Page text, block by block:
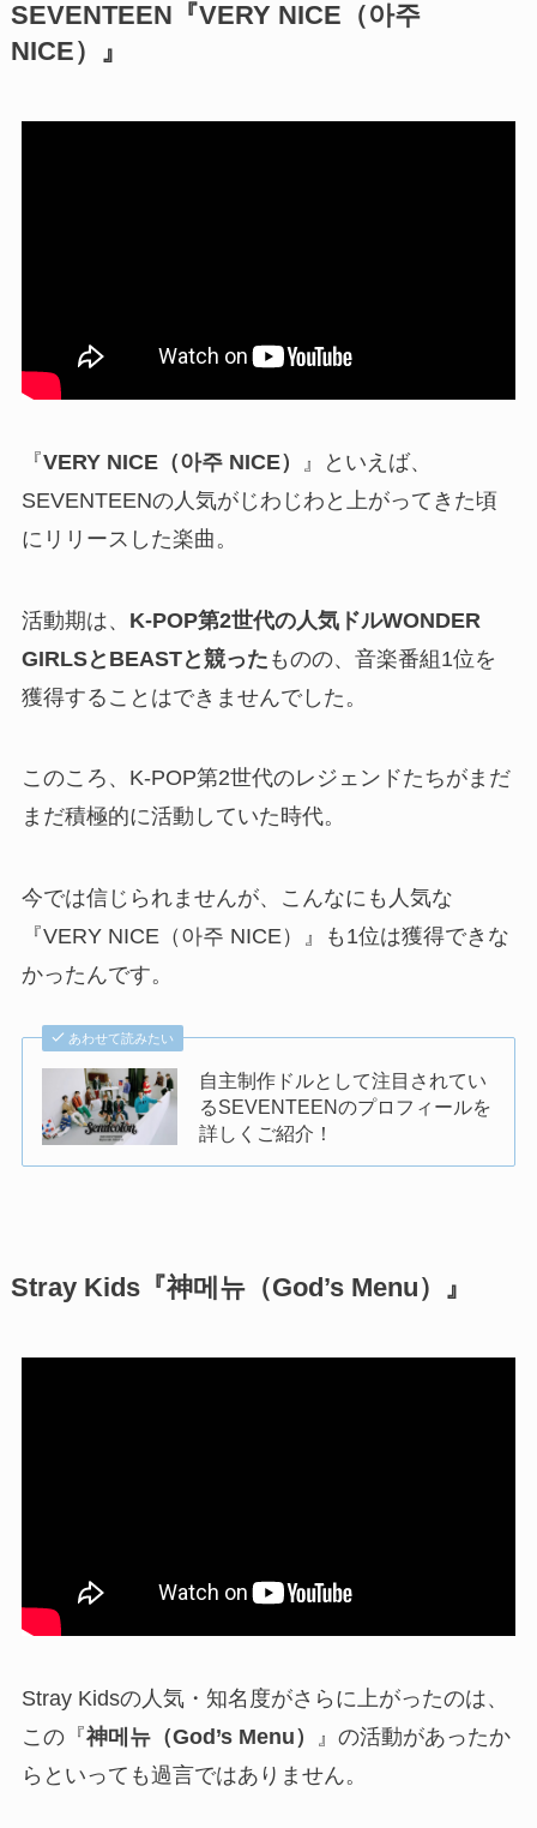
SEVENTEEN『VERY NICE（아주
NICE）』
『VERY NICE（아주 NICE）
』といえば、
SEVENTEENの人気がじわじわと上がってきた頃
にリリースした楽曲。
活動期は、 K-POP第2世代の人気ドルWONDER
GIRLSとBEASTと競った ものの、音楽番組1位を
獲得することはできませんでした。
このころ、K-POP第2世代のレジェンドたちがまだ
まだ積極的に活動していた時代。
今では信じられませんが、こんなにも人気な
『VERY NICE（아주 NICE）』も1位は獲得できな
かったんです。
あわせて読みたい
自主制作ドルとして注目されてい
るSEVENTEENのプロフィールを
詳しくご紹介！
Stray Kids『神메뉴（God’s Menu）』
Stray Kidsの人気・知名度がさらに上がったのは、
この『神메뉴（God’s Menu）
』の活動があったか
らといっても過言ではありません。